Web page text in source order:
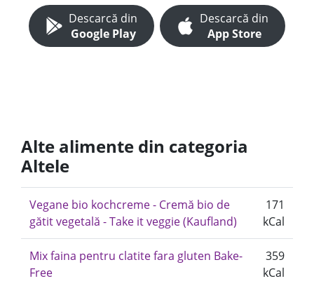
Descarcă din
Google Play
Descarcă din
App Store
Alte alimente din categoria
Altele
Vegane bio kochcreme - Cremă bio de
gătit vegetală - Take it veggie (Kaufland)
171
kCal
Mix faina pentru clatite fara gluten Bake-
Free
359
kCal